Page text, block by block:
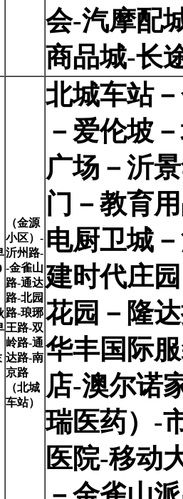
会-汽摩配
商品城-长
（金源
小区）-
沂州路-
-金雀山
路-通达
路-北园
路-琅琊
王路-双
岭路-通
达路-南
京路
（北城
车站）
北城车站
－爱伦坡
广场－沂
门－教育
电厨卫城
建时代庄
花园－隆
华丰国际
店-澳尔诺
瑞医药）-
医院-移动